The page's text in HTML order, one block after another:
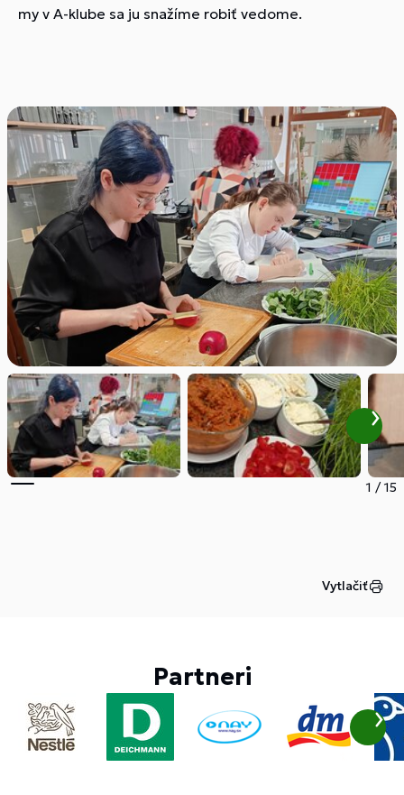
my v A-klube sa ju snažíme robiť vedome.
1 /15
Vytlačiť
Partneri